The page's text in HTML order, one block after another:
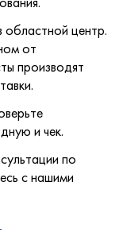
областной центр.
от
производят
и чек.
по
с нашими